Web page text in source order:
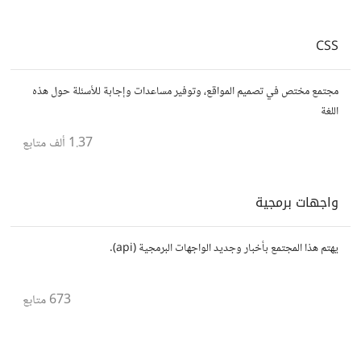
CSS
مجتمع مختص في تصميم المواقع، وتوفير مساعدات وإجابة للأسئلة حول هذه
اللغة
1.37 ألف متابع
واجهات برمجية
يهتم هذا المجتمع بأخبار وجديد الواجهات البرمجية (api).
673متابع